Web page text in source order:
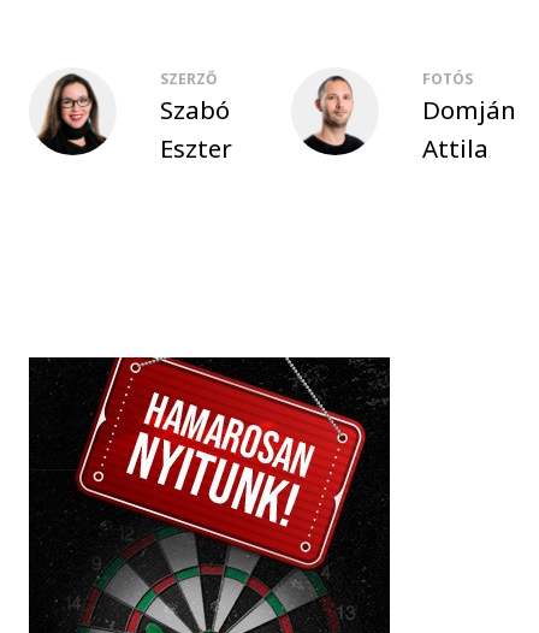
SZERZŐ
Szabó
Eszter
FOTÓS
Domján
Attila